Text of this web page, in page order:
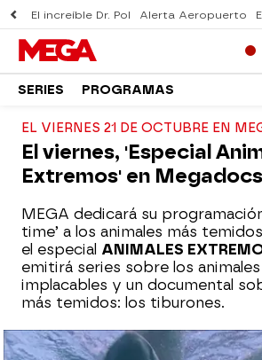
El increíble Dr. Pol Alerta Aeropuerto
SERIES PROGRAMAS
EL VIERNES 21 DE OCTUBRE EN
El viernes, 'Especial
Extremos' en Megadocs
MEGA dedicará su
time’ a los animales más
el especial ANIMALES
emitirá series sobre los
implacables y un documental
más temidos: los tiburones.